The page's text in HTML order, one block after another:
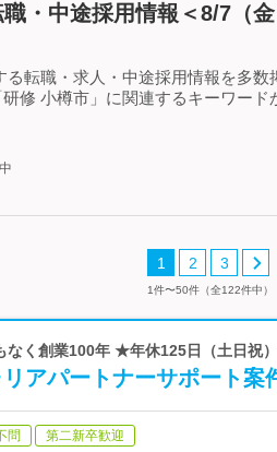
・中途採用情報＜8/7（金
転職・求人・中途採用情報を多
修 小樽市」に関連するキーワー
1 2 3
1件〜50件（全122件中）
なく創業100年 ★年休125日（土日祝
アパートナーサポート案
問 第二新卒歓迎